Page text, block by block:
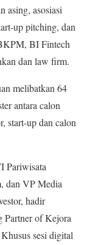
asing, asosiasi
up pitching, dan
BI Fintech
dan law firm.
melibatkan 64
antara calon
start-up dan calon
Pariwisata
dan VP Media
hadir
Partner of Kejora
sesi digital